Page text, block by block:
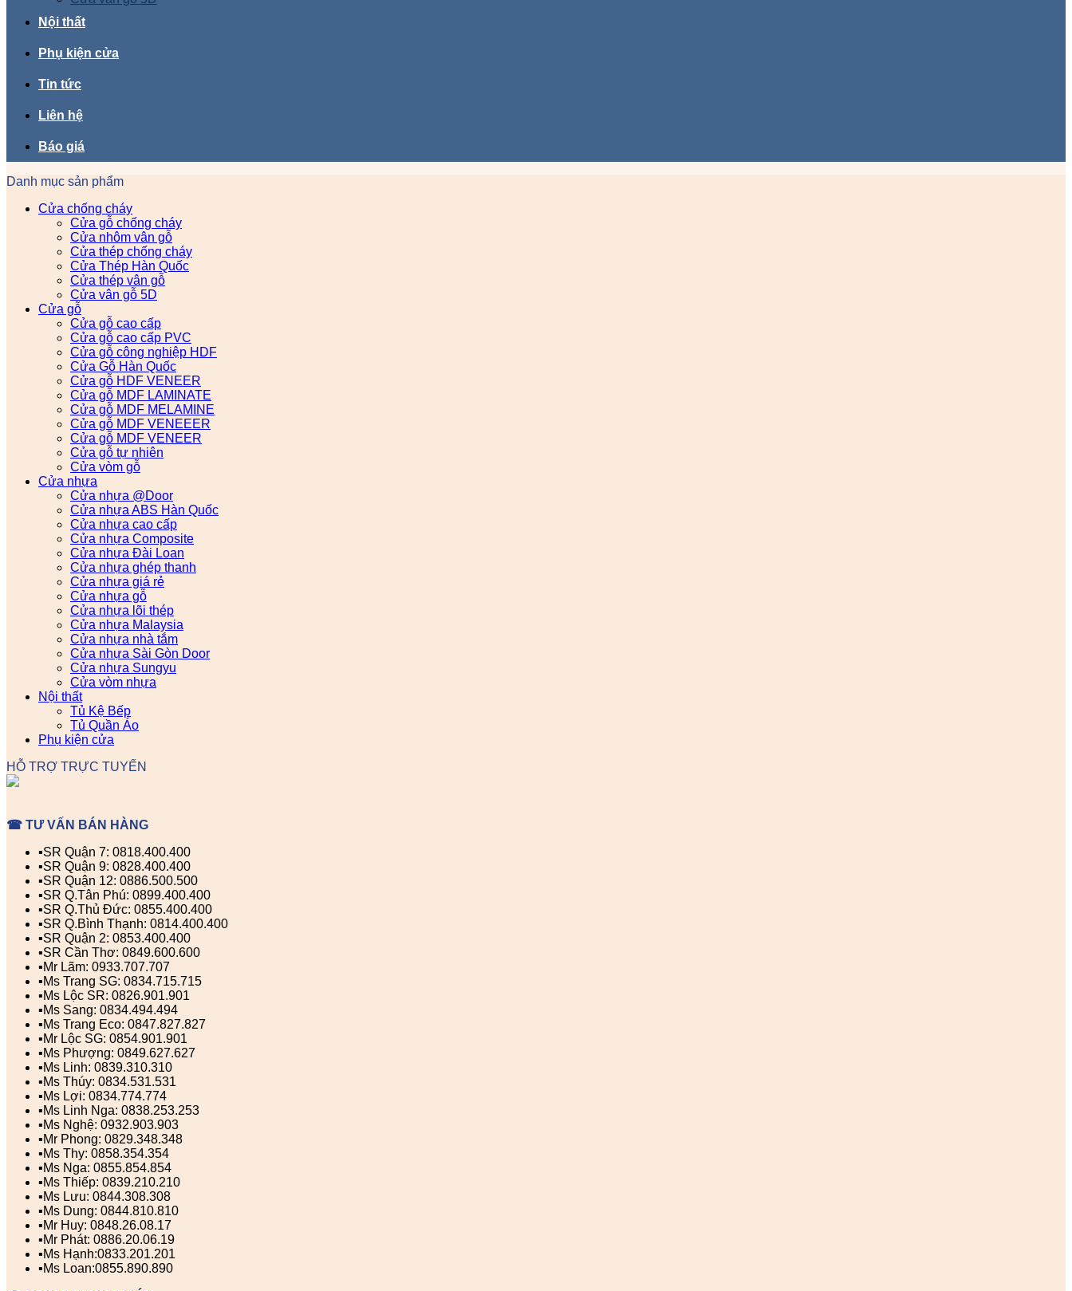
Nội thất
Phụ kiện cửa
Tin tức
Liên hệ
Báo giá
Danh mục sản phẩm
Cửa chống cháy
Cửa gỗ chống cháy
Cửa nhôm vân gỗ
Cửa thép chống cháy
Cửa Thép Hàn Quốc
Cửa thép vân gỗ
Cửa vân gỗ 5D
Cửa gỗ
Cửa gỗ cao cấp
Cửa gỗ cao cấp PVC
Cửa gỗ công nghiệp HDF
Cửa Gỗ Hàn Quốc
Cửa gỗ HDF VENEER
Cửa gỗ MDF LAMINATE
Cửa gỗ MDF MELAMINE
Cửa gỗ MDF VENEEER
Cửa gỗ MDF VENEER
Cửa gỗ tự nhiên
Cửa vòm gỗ
Cửa nhựa
Cửa nhựa @Door
Cửa nhựa ABS Hàn Quốc
Cửa nhựa cao cấp
Cửa nhựa Composite
Cửa nhựa Đài Loan
Cửa nhựa ghép thanh
Cửa nhựa giá rẻ
Cửa nhựa gỗ
Cửa nhựa lõi thép
Cửa nhựa Malaysia
Cửa nhựa nhà tắm
Cửa nhựa Sài Gòn Door
Cửa nhựa Sungyu
Cửa vòm nhựa
Nội thất
Tủ Kệ Bếp
Tủ Quần Áo
Phụ kiện cửa
HỖ TRỢ TRỰC TUYẾN
☎ TƯ VẤN BÁN HÀNG
▪️SR Quận 7: 0818.400.400
▪️SR Quận 9: 0828.400.400
▪️SR Quận 12: 0886.500.500
▪️SR Q.Tân Phú: 0899.400.400
▪️SR Q.Thủ Đức: 0855.400.400
▪️SR Q.Bình Thạnh: 0814.400.400
▪️SR Quận 2: 0853.400.400
▪️SR Cần Thơ: 0849.600.600
▪️Mr Lãm: 0933.707.707
▪️Ms Trang SG: 0834.715.715
▪️Ms Lộc SR: 0826.901.901
▪️Ms Sang: 0834.494.494
▪️Ms Trang Eco: 0847.827.827
▪️Mr Lộc SG: 0854.901.901
▪️Ms Phượng: 0849.627.627
▪️Ms Linh: 0839.310.310
▪️Ms Thúy: 0834.531.531
▪️Ms Lợi: 0834.774.774
▪️Ms Linh Nga: 0838.253.253
▪️Ms Nghệ: 0932.903.903
▪️Mr Phong: 0829.348.348
▪️Ms Thy: 0858.354.354
▪️Ms Nga: 0855.854.854
▪️Ms Thiếp: 0839.210.210
▪️Ms Lưu: 0844.308.308
▪️Ms Dung: 0844.810.810
▪️Mr Huy: 0848.26.08.17
▪️Mr Phát: 0886.20.06.19
▪️Ms Hạnh:0833.201.201
▪️Ms Loan:0855.890.890